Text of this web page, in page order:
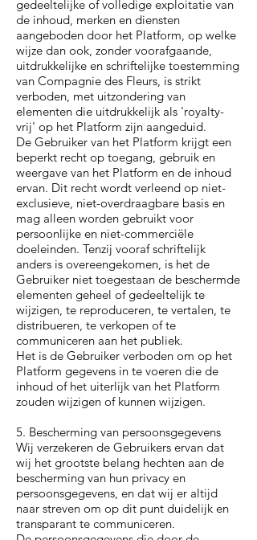
gedeeltelijke of volledige exploitatie van
de inhoud, merken en diensten
aangeboden door het Platform, op welke
wijze dan ook, zonder voorafgaande,
uitdrukkelijke en schriftelijke toestemming
van Compagnie des Fleurs, is strikt
verboden, met uitzondering van
elementen die uitdrukkelijk als 'royalty-
vrij' op het Platform zijn aangeduid.
De Gebruiker van het Platform krijgt een
beperkt recht op toegang, gebruik en
weergave van het Platform en de inhoud
ervan. Dit recht wordt verleend op niet-
exclusieve, niet-overdraagbare basis en
mag alleen worden gebruikt voor
persoonlijke en niet-commerciële
doeleinden. Tenzij vooraf schriftelijk
anders is overeengekomen, is het de
Gebruiker niet toegestaan de beschermde
elementen geheel of gedeeltelijk te
wijzigen, te reproduceren, te vertalen, te
distribueren, te verkopen of te
communiceren aan het publiek.
Het is de Gebruiker verboden om op het
Platform gegevens in te voeren die de
inhoud of het uiterlijk van het Platform
zouden wijzigen of kunnen wijzigen.
5. Bescherming van persoonsgegevens
Wij verzekeren de Gebruikers ervan dat
wij het grootste belang hechten aan de
bescherming van hun privacy en
persoonsgegevens, en dat wij er altijd
naar streven om op dit punt duidelijk en
transparant te communiceren.